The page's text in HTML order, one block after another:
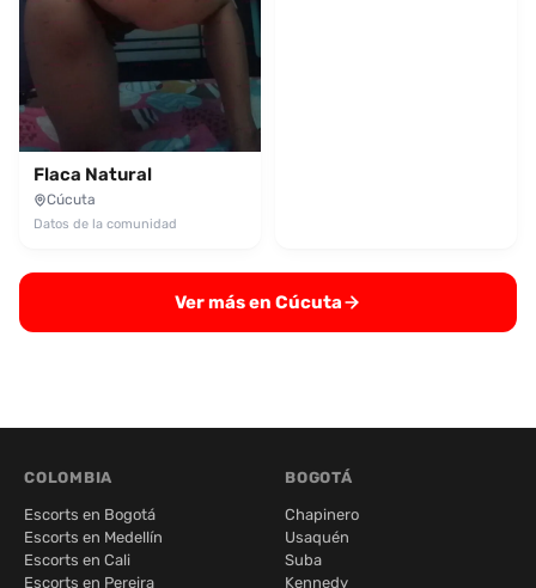
Flaca Natural
Cúcuta
Datos de la comunidad
Ver más en Cúcuta
COLOMBIA
Escorts en Bogotá
Escorts en Medellín
Escorts en Cali
Escorts en Pereira
BOGOTÁ
Chapinero
Usaquén
Suba
Kennedy